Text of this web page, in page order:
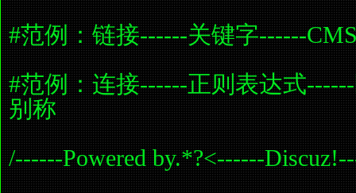
#范例：链接------关键字------
#范例：连接------正则表达式
别称
/------Powered by.*?<------